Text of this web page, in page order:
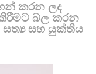
කරන ලද
බල කරන
සත්‍ය සහ යුක්තිය